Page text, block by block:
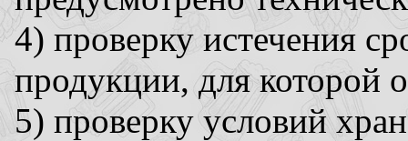
4) проверку истечения
продукции, для которой
5) проверку условий